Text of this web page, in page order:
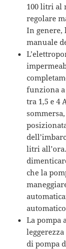
100 litri al
regolare
In genere,
manuale
funziona a
tra 1,5 e 4
litri
che la
La pompa
di pompa